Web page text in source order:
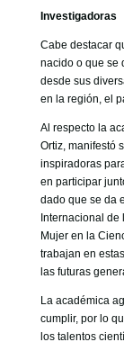
Investigadoras
Cabe destacar
nacido o que se
desde sus
en la región, el
Al respecto la
Ortiz, manifestó
inspiradoras
en participar
dado que se da
Internacional
Mujer en la
trabajan en
las futuras
La académica
cumplir, por lo
los talentos